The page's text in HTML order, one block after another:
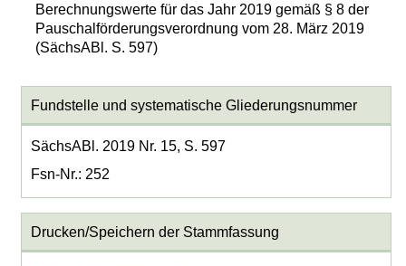
Berechnungswerte für das Jahr 2019 gemäß § 8 der
Pauschalförderungsverordnung vom 28. März 2019
(SächsABl. S. 597)
Fundstelle und systematische Gliederungsnummer
SächsABl. 2019 Nr. 15, S. 597
Fsn-Nr.: 252
Drucken/Speichern der Stammfassung